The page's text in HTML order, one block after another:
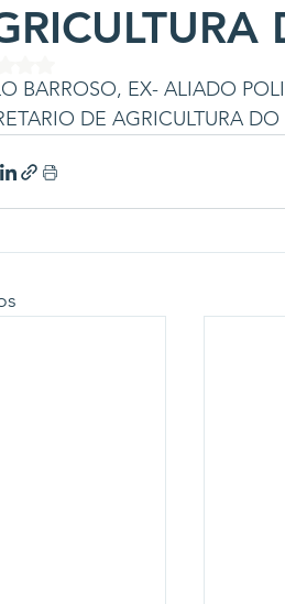
BARROSO, EX- ALIADO
DE AGRICULTURA